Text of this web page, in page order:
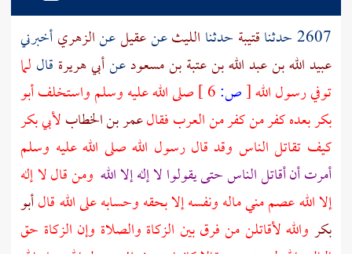
2607 حدثنا قتيبة حدثنا الليثعنعقيلعنالزهريأخبرني
عبيد الله بن عبد الله بن عتبة بن مسعودعنأبي هريرة قال لما
توفي رسول الله[ص: صلى الله عليه وسلم واستخلفأبو
بكربعده كفر من كفر منالعربفقالعمر بن الخطابلأبي بكر
كيف تقاتل الناس وقد قال رسول الله صلى الله عليه وسلم
أمرت أن أقاتل الناس حتى يقولوا لا إله إلا الله ومن قال لا إله
إلا الله عصم مني ماله ونفسه إلا بحقه وحسابه على الله قالأبو
بكر والله لأقاتلن من فرق بين الزكاة والصلاة وإن الزكاة حق